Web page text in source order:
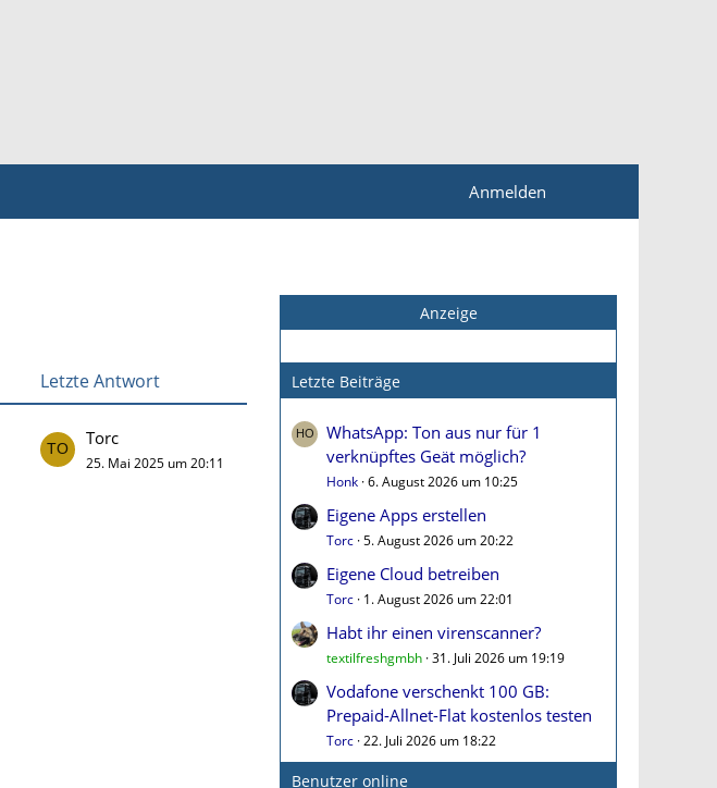
Anmelden
Letzte Antwort
Torc
25. Mai 2025 um 20:11
Anzeige
Letzte Beiträge
WhatsApp: Ton aus nur für 1
verknüpftes Geät möglich?
Honk 6. August 2026 um 10:25
Eigene Apps erstellen
Torc 5. August 2026 um 20:22
Eigene Cloud betreiben
Torc 1. August 2026 um 22:01
Habt ihr einen virenscanner?
textilfreshgmbh 31. Juli 2026 um 19:19
Vodafone verschenkt 100 GB:
Prepaid-Allnet-Flat kostenlos testen
Torc 22. Juli 2026 um 18:22
Benutzer online